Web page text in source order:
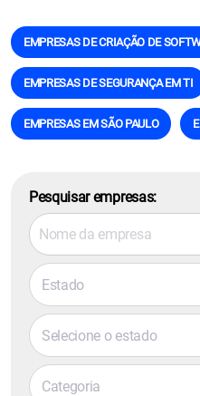
EMPRESAS DE CRIAÇÃO DE
EMPRESAS DE SEGURANÇA EM TI
EMPRESAS EM SÃO PAULO
Pesquisar empresas:
Estado
Selecione o estado
Categoria